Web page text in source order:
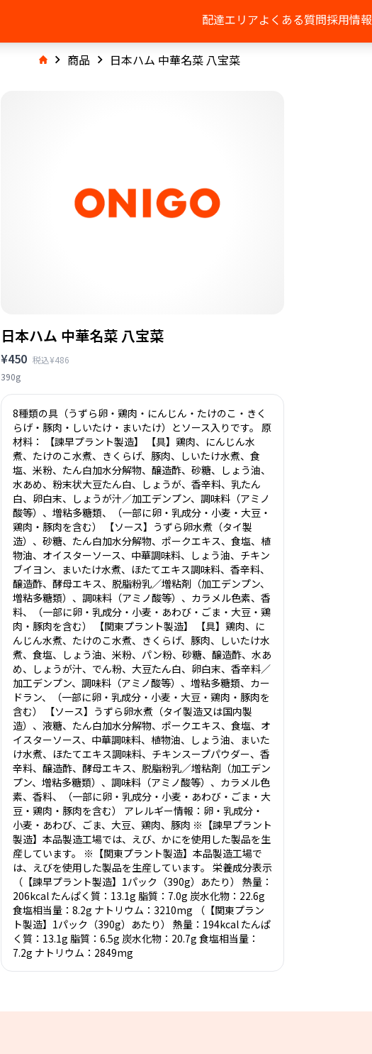
配達エリアよくある質問採用情報
商品 日本ハム 中華名菜 八宝菜
日本ハム 中華名菜 八宝菜
¥450 税込¥486
390g
8種類の具（うずら卵・鶏肉・にんじん・たけのこ・きく
らげ・豚肉・しいたけ・まいたけ）とソース入りです。 原
材料： 【諫早プラント製造】 【具】鶏肉、にんじん水
煮、たけのこ水煮、きくらげ、豚肉、しいたけ水煮、食
塩、米粉、たん白加水分解物、醸造酢、砂糖、しょう油、
水あめ、粉末状大豆たん白、しょうが、香辛料、乳たん
白、卵白末、しょうが汁／加工デンプン、調味料（アミノ
酸等）、増粘多糖類、（一部に卵・乳成分・小麦・大豆・
鶏肉・豚肉を含む） 【ソース】うずら卵水煮（タイ製
造）、砂糖、たん白加水分解物、ポークエキス、食塩、植
物油、オイスターソース、中華調味料、しょう油、チキン
ブイヨン、まいたけ水煮、ほたてエキス調味料、香辛料、
醸造酢、酵母エキス、脱脂粉乳／増粘剤（加工デンプン、
増粘多糖類）、調味料（アミノ酸等）、カラメル色素、香
料、（一部に卵・乳成分・小麦・あわび・ごま・大豆・鶏
肉・豚肉を含む） 【関東プラント製造】 【具】鶏肉、に
んじん水煮、たけのこ水煮、きくらげ、豚肉、しいたけ水
煮、食塩、しょう油、米粉、パン粉、砂糖、醸造酢、水あ
め、しょうが汁、でん粉、大豆たん白、卵白末、香辛料／
加工デンプン、調味料（アミノ酸等）、増粘多糖類、カー
ドラン、（一部に卵・乳成分・小麦・大豆・鶏肉・豚肉を
含む） 【ソース】うずら卵水煮（タイ製造又は国内製
造）、液糖、たん白加水分解物、ポークエキス、食塩、オ
イスターソース、中華調味料、植物油、しょう油、まいた
け水煮、ほたてエキス調味料、チキンスープパウダー、香
辛料、醸造酢、酵母エキス、脱脂粉乳／増粘剤（加工デン
プン、増粘多糖類）、調味料（アミノ酸等）、カラメル色
素、香料、（一部に卵・乳成分・小麦・あわび・ごま・大
豆・鶏肉・豚肉を含む） アレルギー情報：卵・乳成分・
小麦・あわび、ごま、大豆、鶏肉、豚肉 ※【諫早プラント
製造】本品製造工場では、えび、かにを使用した製品を生
産しています。 ※【関東プラント製造】本品製造工場で
は、えびを使用した製品を生産しています。 栄養成分表示
（【諫早プラント製造】1パック（390g）あたり） 熱量：
206kcal たんぱく質：13.1g 脂質：7.0g 炭水化物：22.6g
食塩相当量：8.2g ナトリウム：3210mg （【関東プラン
ト製造】1パック（390g）あたり） 熱量：194kcal たんぱ
く質：13.1g 脂質：6.5g 炭水化物：20.7g 食塩相当量：
7.2g ナトリウム：2849mg